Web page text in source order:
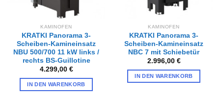
KAMINOFEN
KRATKI Panorama 3-
Scheiben-Kamineinsatz
NBU 500/700 11 kW links /
rechts BS-Guillotine
4.299,00 €
IN DEN WARENKORB
KAMINOFEN
KRATKI Panorama 3-
Scheiben-Kamineinsatz
NBC 7 mit Schiebetür
2.996,00 €
IN DEN WARENKORB